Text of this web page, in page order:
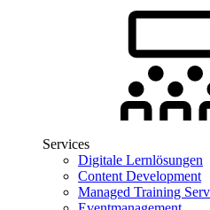
Services
Digitale Lernlösungen
Content Development
Managed Training